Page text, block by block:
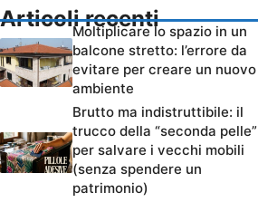
Articoli recenti
Moltiplicare lo spazio in un
balcone stretto: l’errore da
evitare per creare un nuovo
ambiente
Brutto ma indistruttibile: il
trucco della “seconda pelle”
per salvare i vecchi mobili
(senza spendere un
patrimonio)